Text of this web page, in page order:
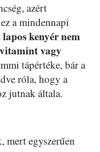
azért
a mindennapi
kenyér nem
vagy
tápértéke, bár a
róla, hogy a
jutnak általa.
mert egyszerűen